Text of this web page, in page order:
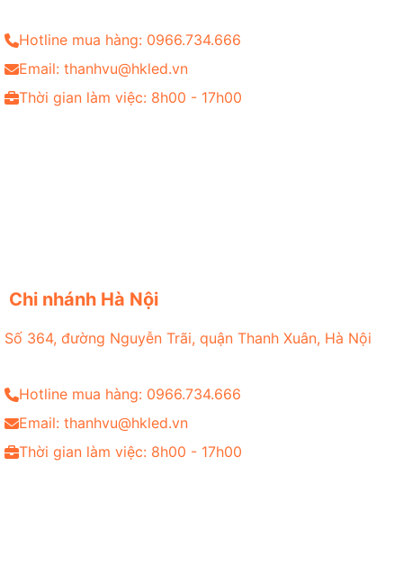
Hotline mua hàng: 0966.734.666
Email: thanhvu@hkled.vn
Thời gian làm việc: 8h00 - 17h00
Chi nhánh Hà Nội
Số 364, đường Nguyễn Trãi, quận Thanh Xuân, Hà Nội
Hotline mua hàng: 0966.734.666
Email: thanhvu@hkled.vn
Thời gian làm việc: 8h00 - 17h00